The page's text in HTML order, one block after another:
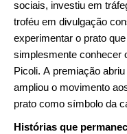
sociais, investiu em
troféu em divulgação
experimentar o prato
simplesmente conhecer
Picoli. A premiação
ampliou o movimento
prato como símbolo da
Histórias que